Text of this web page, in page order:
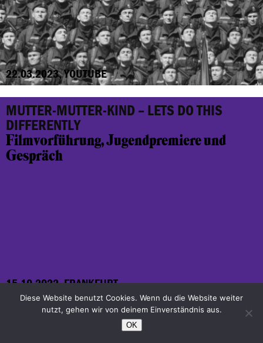
22.03.2023, YOUTUBE
MUTTER-MUTTER-KIND – LETS DO THIS
DIFFERENTLY
Filmvorführung, Jugendpremiere und
Gespräch
15.10.2022, FRANKFURT
Les Enfants Terribles / Yaramaz
Diese Website benutzt Cookies. Wenn du die Website weiter
nutzt, gehen wir von deinem Einverständnis aus.
OK